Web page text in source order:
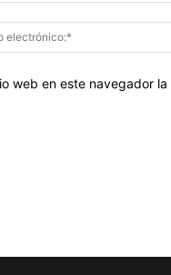
web en este navegador